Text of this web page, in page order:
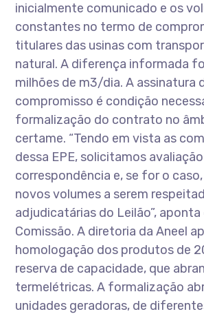
inicialmente comunicado e os
constantes no termo de
titulares das usinas com
natural. A diferença informada
milhões de m3/dia. A assinatura
compromisso é condição
formalização do contrato no
certame. “Tendo em vista as
dessa EPE, solicitamos
correspondência e, se for o
novos volumes a serem
adjudicatárias do Leilão”,
Comissão. A diretoria da Aneel
homologação dos produtos de
reserva de capacidade, que
termelétricas. A formalização
unidades geradoras, de